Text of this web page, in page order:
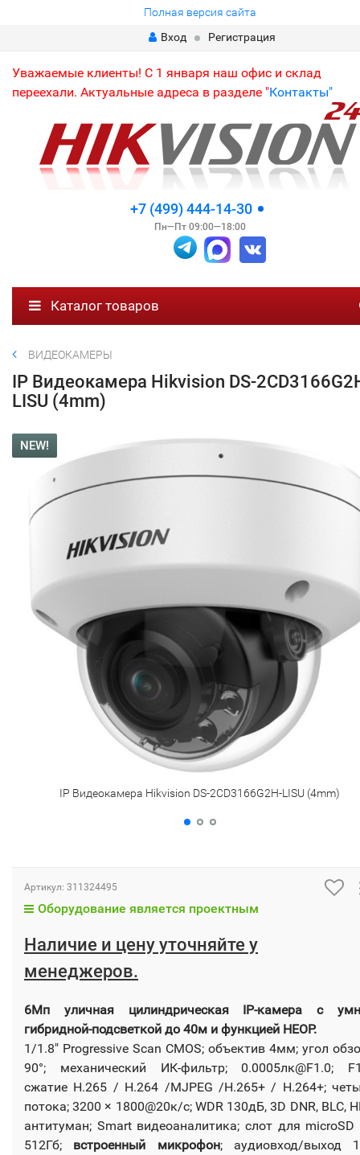
Полная версия сайта
Вход
Регистрация
Уважаемые клиенты! С 1 января наш офис и склад
переехали. Актуальные адреса в разделе "Контакты"
+7 (499) 444-14-30
Пн—Пт 09:00—18:00
Каталог товаров
ВИДЕОКАМЕРЫ
IP Видеокамера Hikvision DS-
LISU (4mm)
NEW!
IP Видеокамера Hikvision DS-2CD3166G2H-LISU (4mm)
Артикул: 311324495
Оборудование является проектным
Наличие и цену уточняйте у
менеджеров.
6Мп уличная цилиндрическая IP-камера с
гибридной-подсветкой до 40м и функцией HEOP.
1/1.8" Progressive Scan CMOS; объектив 4мм; угол
90°; механический ИК-фильтр; 0.0005лк@F1.0;
сжатие H.265 / H.264 /MJPEG /H.265+ / H.264+;
потока; 3200 × 1800@20к/с; WDR 130дБ, 3D DNR, BLC,
антитуман; Smart видеоаналитика; слот для microSD
512Гб; встроенный микрофон; аудиовход/выход